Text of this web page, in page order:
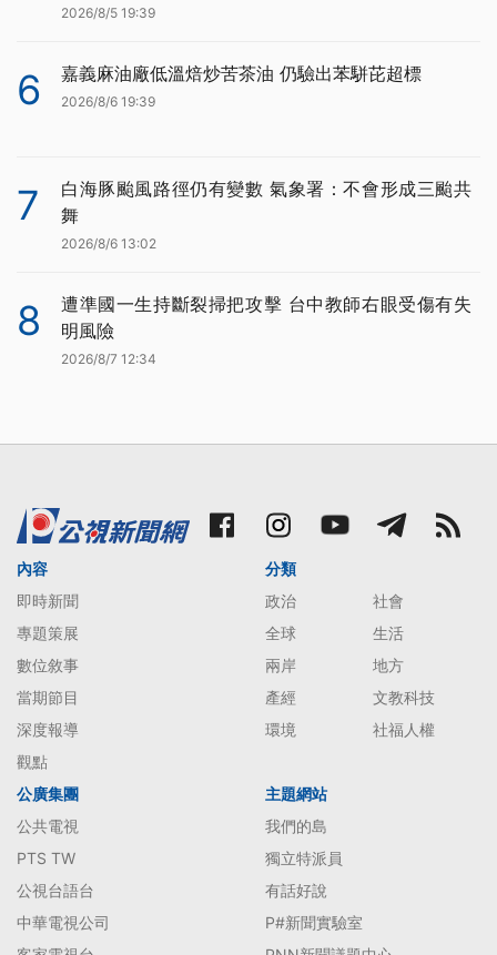
2026/8/5 19:39
6 嘉義麻油廠低溫焙炒苦茶油 仍驗出苯駢芘超標
2026/8/6 19:39
7
白海豚颱風路徑仍有變數 氣象署：不會形成三颱共
舞
2026/8/6 13:02
8
遭準國一生持斷裂掃把攻擊 台中教師右眼受傷有失
明風險
2026/8/7 12:34
內容
即時新聞
專題策展
數位敘事
當期節目
深度報導
觀點
分類
政治
社會
全球
生活
兩岸
地方
產經
文教科技
環境
社福人權
公廣集團
公共電視
PTS TW
公視台語台
中華電視公司
主題網站
我們的島
獨立特派員
有話好說
P#新聞實驗室